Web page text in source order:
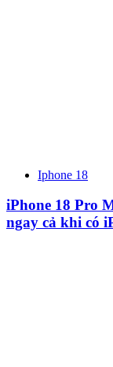
Iphone 18
iPhone 18 Pro
ngay cả khi có